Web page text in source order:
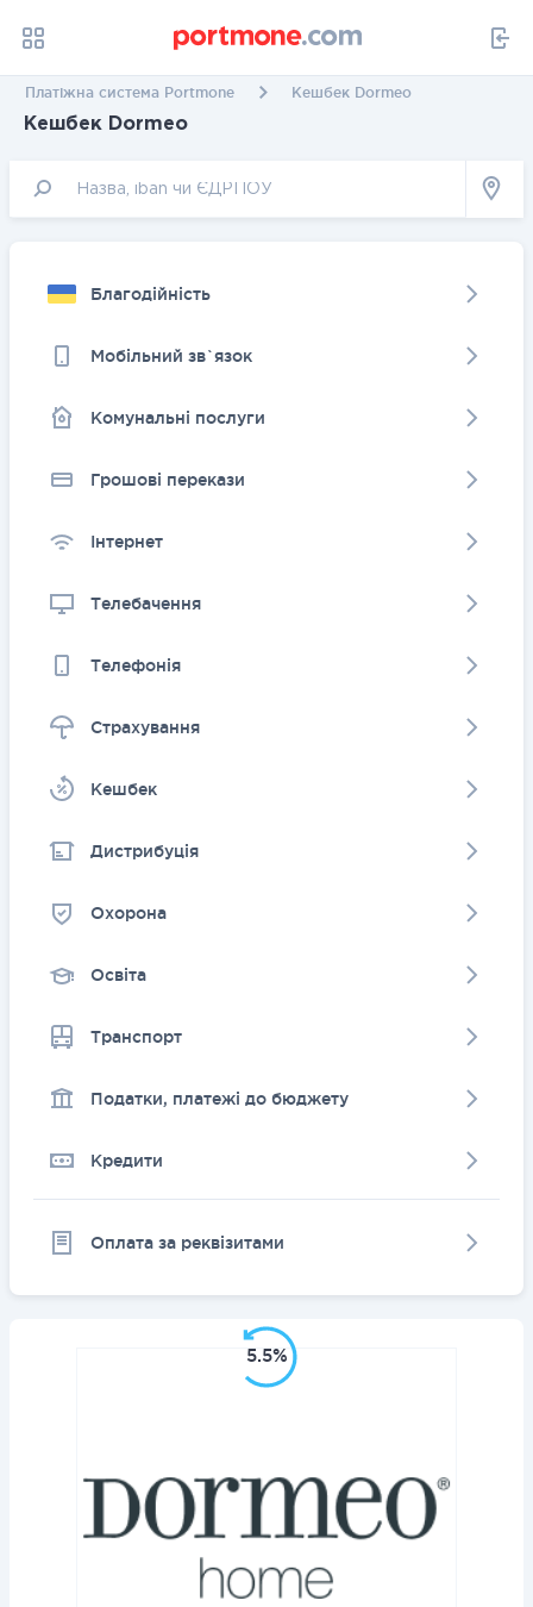
Платіжна система Portmone Кешбек Dormeo
Кешбек Dormeo
Благодійність
Мобільний зв`язок
Комунальні послуги
Грошовi перекази
Інтернет
Телебачення
Телефонія
Страхування
Kешбек
Дистрибуція
Охорона
Освіта
Транспорт
Податки, платежі до бюджету
Кредити
Оплата за реквізитами
5.5%